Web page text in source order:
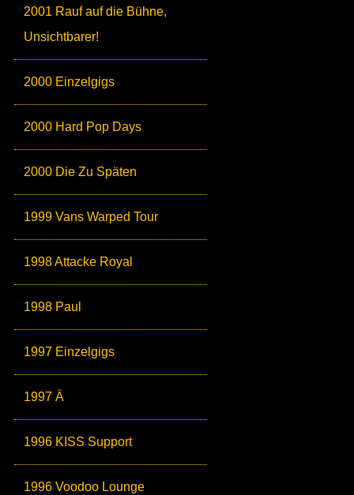
2001 Rauf auf die Bühne,
Unsichtbarer!
2000 Einzelgigs
2000 Hard Pop Days
2000 Die Zu Späten
1999 Vans Warped Tour
1998 Attacke Royal
1998 Paul
1997 Einzelgigs
1997 Ä
1996 KISS Support
1996 Voodoo Lounge